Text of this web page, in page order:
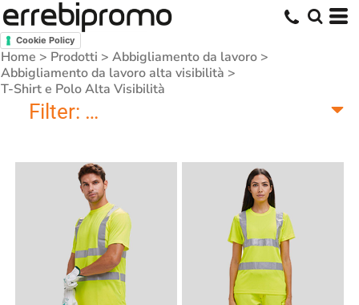
Cookie Policy
Home > Prodotti > Abbigliamento da lavoro >
Abbigliamento da lavoro alta visibilità >
T-Shirt e Polo Alta Visibilità
Filter: T-Shirt e Polo Alta Visibilità